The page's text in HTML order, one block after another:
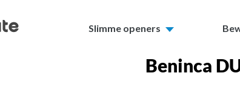
Slimme openers
Beninca